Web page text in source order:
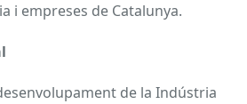
i empreses de Catalunya.
de la Indústria